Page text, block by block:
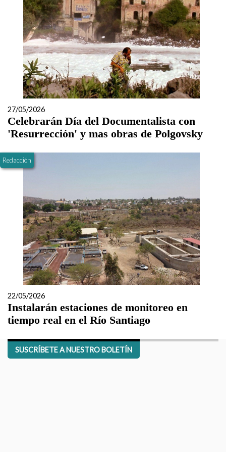
27/05/2026
Celebrarán Día del Documentalista con
'Resurrección' y mas obras de Polgovsky
Redacción
22/05/2026
Instalarán estaciones de monitoreo en
tiempo real en el Río Santiago
SUSCRÍBETE A NUESTRO BOLETÍN